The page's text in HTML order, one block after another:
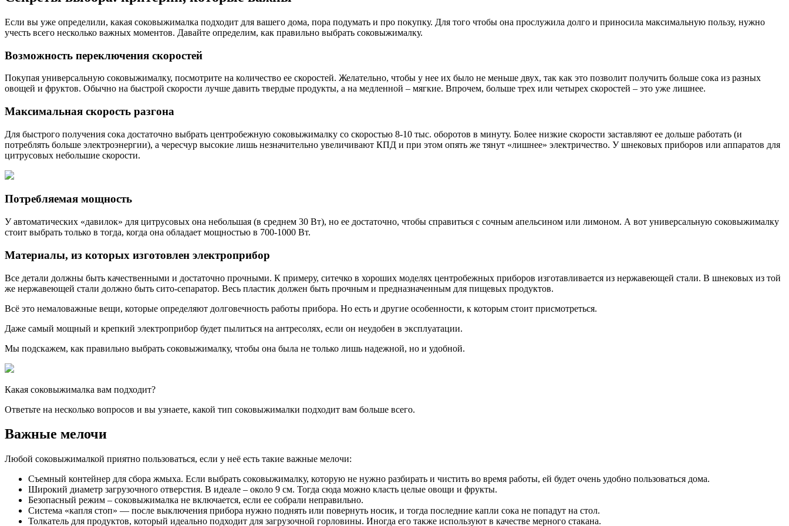
Если вы уже определили, какая соковыжималка подходит для вашего дома, пора подумать и про покупку. Для того чтобы она прослужила долго и приносила максимальную пользу, нужно
учесть всего несколько важных моментов. Давайте определим, как правильно выбрать соковыжималку.
Возможность переключения скоростей
Покупая универсальную соковыжималку, посмотрите на количество ее скоростей. Желательно, чтобы у нее их было не меньше двух, так как это позволит получить больше сока из разных
овощей и фруктов. Обычно на быстрой скорости лучше давить твердые продукты, а на медленной – мягкие. Впрочем, больше трех или четырех скоростей – это уже лишнее.
Максимальная скорость разгона
Для быстрого получения сока достаточно выбрать центробежную соковыжималку со скоростью 8-10 тыс. оборотов в минуту. Более низкие скорости заставляют ее дольше работать (и
потреблять больше электроэнергии), а чересчур высокие лишь незначительно увеличивают КПД и при этом опять же тянут «лишнее» электричество. У шнековых приборов или аппаратов для
цитрусовых небольшие скорости.
Потребляемая мощность
У автоматических «давилок» для цитрусовых она небольшая (в среднем 30 Вт), но ее достаточно, чтобы справиться с сочным апельсином или лимоном. А вот универсальную соковыжималку
стоит выбрать только в тогда, когда она обладает мощностью в 700-1000 Вт.
Материалы, из которых изготовлен электроприбор
Все детали должны быть качественными и достаточно прочными. К примеру, ситечко в хороших моделях центробежных приборов изготавливается из нержавеющей стали. В шнековых из той
же нержавеющей стали должно быть сито-сепаратор. Весь пластик должен быть прочным и предназначенным для пищевых продуктов.
Всё это немаловажные вещи, которые определяют долговечность работы прибора. Но есть и другие особенности, к которым стоит присмотреться.
Даже самый мощный и крепкий электроприбор будет пылиться на антресолях, если он неудобен в эксплуатации.
Мы подскажем, как правильно выбрать соковыжималку, чтобы она была не только лишь надежной, но и удобной.
Какая соковыжималка вам подходит?
Ответьте на несколько вопросов и вы узнаете, какой тип соковыжималки подходит вам больше всего.
Важные мелочи
Любой соковыжималкой приятно пользоваться, если у неё есть такие важные мелочи:
Съемный контейнер для сбора жмыха. Если выбрать соковыжималку, которую не нужно разбирать и чистить во время работы, ей будет очень удобно пользоваться дома.
Широкий диаметр загрузочного отверстия. В идеале – около 9 см. Тогда сюда можно класть целые овощи и фрукты.
Безопасный режим – соковыжималка не включается, если ее собрали неправильно.
Система «капля стоп» — после выключения прибора нужно поднять или повернуть носик, и тогда последние капли сока не попадут на стол.
Толкатель для продуктов, который идеально подходит для загрузочной горловины. Иногда его также используют в качестве мерного стакана.